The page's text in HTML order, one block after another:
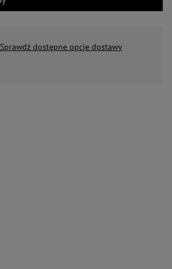
Sprawdź dostępne opcje dostawy